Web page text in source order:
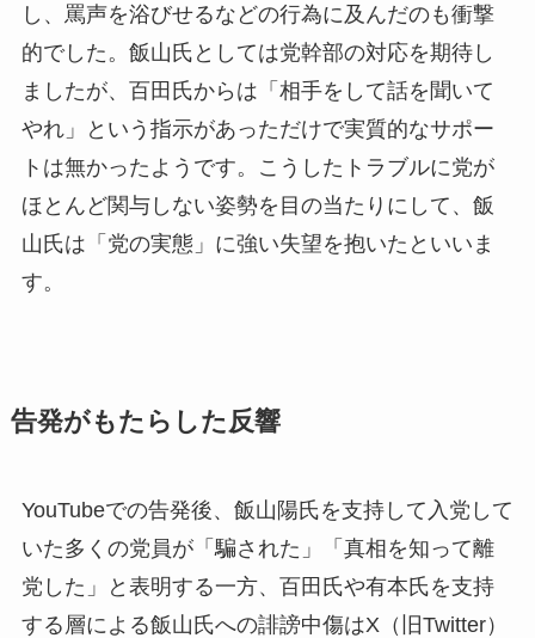
し、罵声を浴びせるなどの行為に及んだのも衝撃
的でした。飯山氏としては党幹部の対応を期待し
ましたが、百田氏からは「相手をして話を聞いて
やれ」という指示があっただけで実質的なサポー
トは無かったようです。こうしたトラブルに党が
ほとんど関与しない姿勢を目の当たりにして、飯
山氏は「党の実態」に強い失望を抱いたといいま
す。
告発がもたらした反響
YouTubeでの告発後、飯山陽氏を支持して入党して
いた多くの党員が「騙された」「真相を知って離
党した」と表明する一方、百田氏や有本氏を支持
する層による飯山氏への誹謗中傷はX（旧Twitter）